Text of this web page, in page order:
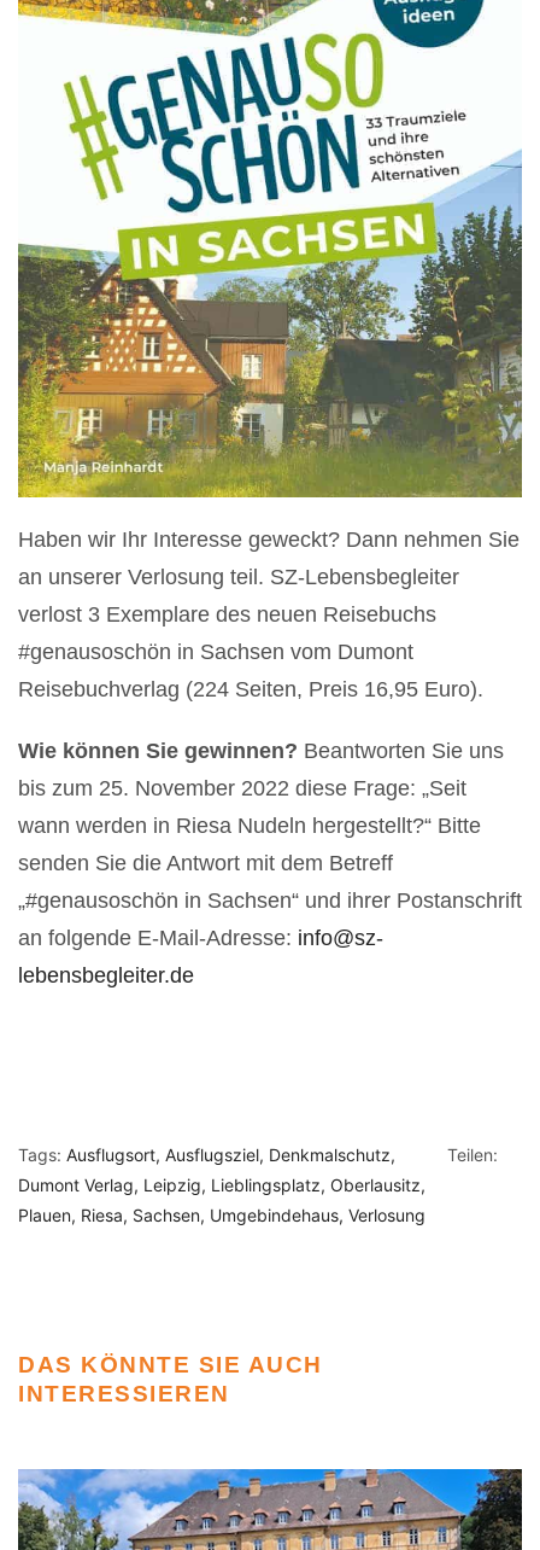
Haben wir Ihr Interesse geweckt? Dann nehmen Sie
an unserer Verlosung teil. SZ-Lebensbegleiter
verlost 3 Exemplare des neuen Reisebuchs
#genausoschön in Sachsen vom Dumont
Reisebuchverlag (224 Seiten, Preis 16,95 Euro).
Wie können Sie gewinnen? Beantworten Sie uns
bis zum 25. November 2022 diese Frage: „Seit
wann werden in Riesa Nudeln hergestellt?“ Bitte
senden Sie die Antwort mit dem Betreff
„#genausoschön in Sachsen“ und ihrer Postanschrift
an folgende E-Mail-Adresse: info@sz-
lebensbegleiter.de
Tags: Ausflugsort Ausflugsziel Denkmalschutz
Dumont Verlag Leipzig Lieblingsplatz Oberlausitz
Plauen Riesa Sachsen Umgebindehaus Verlosung
Teilen:
DAS KÖNNTE SIE AUCH
INTERESSIEREN